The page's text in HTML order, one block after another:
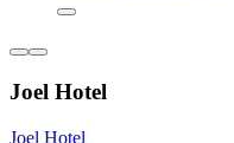
Joel Hotel
Joel Hotel